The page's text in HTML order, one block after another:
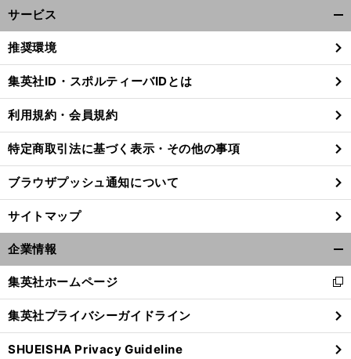
３
」
。
サービス
閉
る
推奨環境
集英社ID・スポルティーバIDとは
利用規約・会員規約
特定商取引法に基づく表示・その他の事項
ブラウザプッシュ通知について
サイトマップ
企業情報
閉
る
集英社ホームページ
新
し
い
ウ
ィ
集英社プライバシーガイドライン
SHUEISHA Privacy Guideline